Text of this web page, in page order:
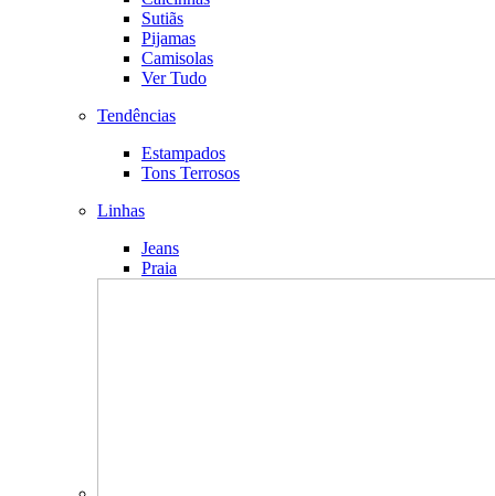
Sutiãs
Pijamas
Camisolas
Ver Tudo
Tendências
Estampados
Tons Terrosos
Linhas
Jeans
Praia